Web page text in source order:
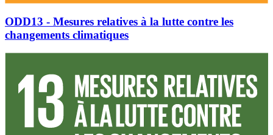
ODD13 - Mesures relatives à la lutte contre les
changements climatiques